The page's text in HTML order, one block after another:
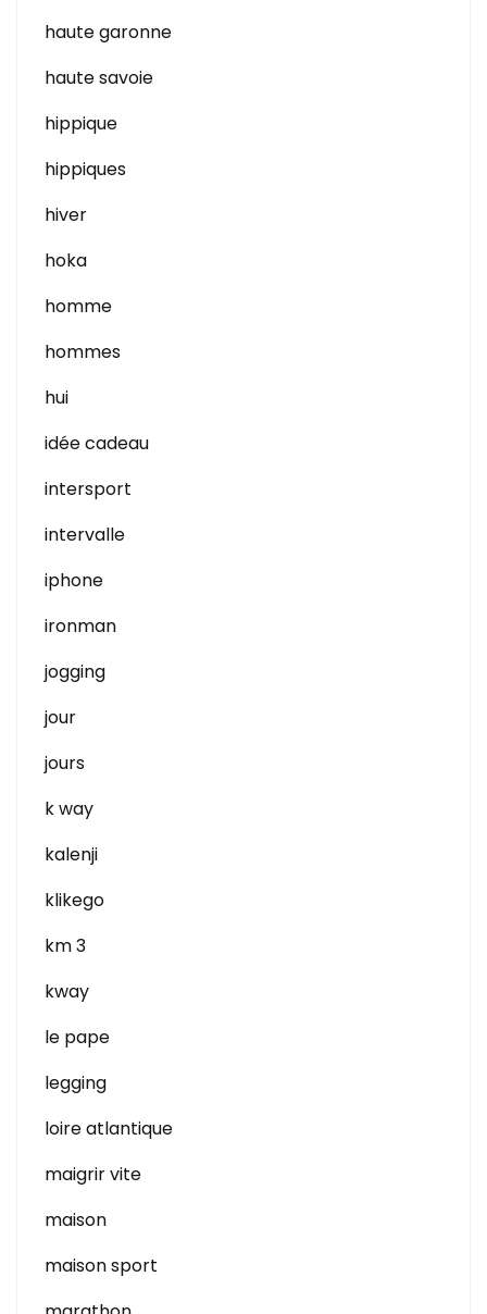
haute garonne
haute savoie
hippique
hippiques
hiver
hoka
homme
hommes
hui
idée cadeau
intersport
intervalle
iphone
ironman
jogging
jour
jours
k way
kalenji
klikego
km 3
kway
le pape
legging
loire atlantique
maigrir vite
maison
maison sport